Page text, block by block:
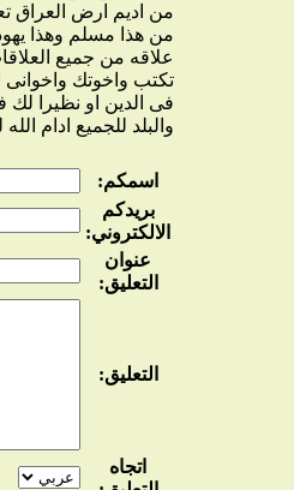
من اديم ارض العراق
من هذا مسلم وهذا
علاقه من جميع
تكتب واخوتك واخوانى
فى الدين او نظيرا
والبلد للجميع ادام
اسمكم:
بريدكم
الالكتروني:
عنوان
التعليق:
التعليق:
اتجاه